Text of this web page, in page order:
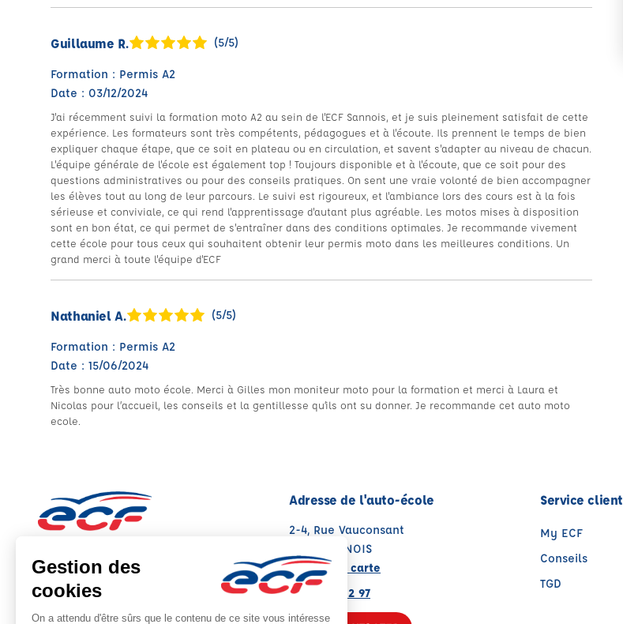
Guillaume R. (5/5)
Formation : Permis A2
Date : 03/12/2024
J'ai récemment suivi la formation moto A2 au sein de l'ECF Sannois, et je suis pleinement satisfait de cette
expérience. Les formateurs sont très compétents, pédagogues et à l'écoute. Ils prennent le temps de bien
expliquer chaque étape, que ce soit en plateau ou en circulation, et savent s'adapter au niveau de chacun.
L'équipe générale de l'école est également top ! Toujours disponible et à l'écoute, que ce soit pour des
questions administratives ou pour des conseils pratiques. On sent une vraie volonté de bien accompagner
les élèves tout au long de leur parcours. Le suivi est rigoureux, et l'ambiance lors des cours est à la fois
sérieuse et conviviale, ce qui rend l'apprentissage d'autant plus agréable. Les motos mises à disposition
sont en bon état, ce qui permet de s'entraîner dans des conditions optimales. Je recommande vivement
cette école pour tous ceux qui souhaitent obtenir leur permis moto dans les meilleures conditions. Un
grand merci à toute l'équipe d'ECF
Nathaniel A. (5/5)
Formation : Permis A2
Date : 15/06/2024
Très bonne auto moto école. Merci à Gilles mon moniteur moto pour la formation et merci à Laura et
Nicolas pour l’accueil, les conseils et la gentillesse qu’ils ont su donner. Je recommande cet auto moto
ecole.
Note : 5/5
Moyenne calculée sur 22 avis
Adresse de l'auto-école
2-4, Rue Vauconsant
95110 SANNOIS
Voir sur la carte
01 30 25 02 97
Service client
My ECF
Conseils
TGD